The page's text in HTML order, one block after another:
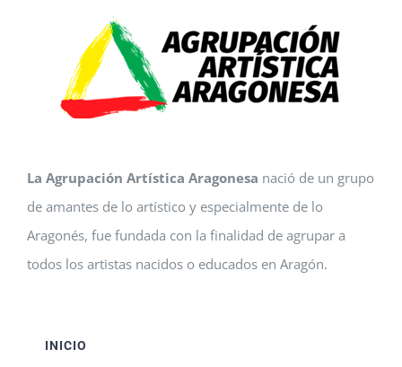
La Agrupación Artística Aragonesa nació de un grupo
de amantes de lo artístico y especialmente de lo
Aragonés, fue fundada con la finalidad de agrupar a
todos los artistas nacidos o educados en Aragón.
INICIO